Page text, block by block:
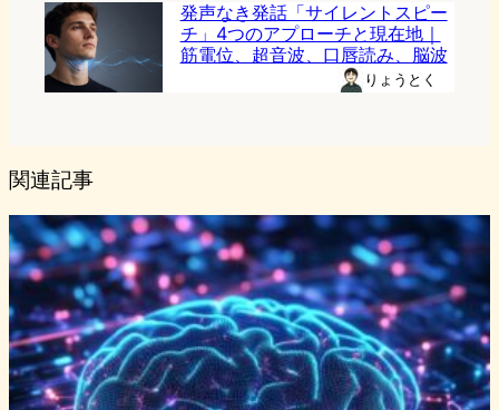
発声なき発話「サイレントスピー
チ」4つのアプローチと現在地｜
筋電位、超音波、口唇読み、脳波
りょうとく
関連記事